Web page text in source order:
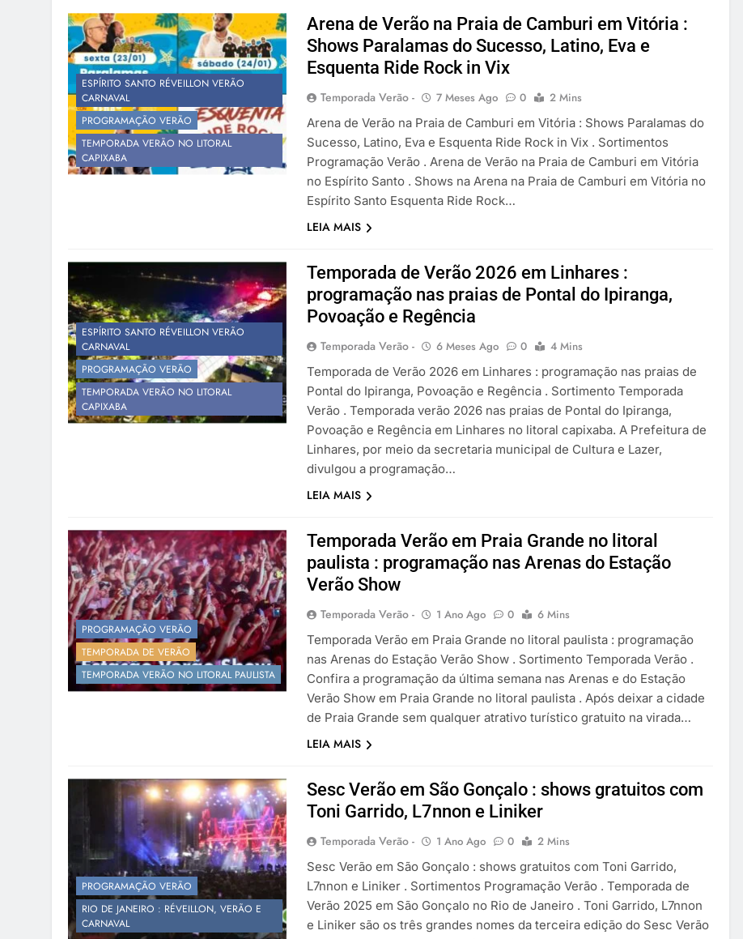
ESPÍRITO SANTO RÉVEILLON VERÃO
CARNAVAL
PROGRAMAÇÃO VERÃO
TEMPORADA VERÃO NO LITORAL
CAPIXABA
Arena de Verão na Praia de Camburi em Vitória :
Shows Paralamas do Sucesso, Latino, Eva e
Esquenta Ride Rock in Vix
Temporada Verão - 7 Meses Ago 0
2 Mins
Arena de Verão na Praia de Camburi em Vitória : Shows Paralamas do
Sucesso, Latino, Eva e Esquenta Ride Rock in Vix . Sortimentos
Programação Verão . Arena de Verão na Praia de Camburi em Vitória
no Espírito Santo . Shows na Arena na Praia de Camburi em Vitória no
Espírito Santo Esquenta Ride Rock…
LEIA MAIS
ESPÍRITO SANTO RÉVEILLON VERÃO
CARNAVAL
PROGRAMAÇÃO VERÃO
TEMPORADA VERÃO NO LITORAL
CAPIXABA
Temporada de Verão 2026 em Linhares :
programação nas praias de Pontal do Ipiranga,
Povoação e Regência
Temporada Verão - 6 Meses Ago 0
4 Mins
Temporada de Verão 2026 em Linhares : programação nas praias de
Pontal do Ipiranga, Povoação e Regência . Sortimento Temporada
Verão . Temporada verão 2026 nas praias de Pontal do Ipiranga,
Povoação e Regência em Linhares no litoral capixaba. A Prefeitura de
Linhares, por meio da secretaria municipal de Cultura e Lazer,
divulgou a programação…
LEIA MAIS
PROGRAMAÇÃO VERÃO
TEMPORADA DE VERÃO
TEMPORADA VERÃO NO LITORAL PAULISTA
Temporada Verão em Praia Grande no litoral
paulista : programação nas Arenas do Estação
Verão Show
Temporada Verão - 1 Ano Ago 0
6 Mins
Temporada Verão em Praia Grande no litoral paulista : programação
nas Arenas do Estação Verão Show . Sortimento Temporada Verão .
Confira a programação da última semana nas Arenas e do Estação
Verão Show em Praia Grande no litoral paulista . Após deixar a cidade
de Praia Grande sem qualquer atrativo turístico gratuito na virada…
LEIA MAIS
PROGRAMAÇÃO VERÃO
RIO DE JANEIRO : RÉVEILLON, VERÃO E
CARNAVAL
Sesc Verão em São Gonçalo : shows gratuitos com
Toni Garrido, L7nnon e Liniker
Temporada Verão - 1 Ano Ago 0
2 Mins
Sesc Verão em São Gonçalo : shows gratuitos com Toni Garrido,
L7nnon e Liniker . Sortimentos Programação Verão . Temporada de
Verão 2025 em São Gonçalo no Rio de Janeiro . Toni Garrido, L7nnon
e Liniker são os três grandes nomes da terceira edição do Sesc Verão